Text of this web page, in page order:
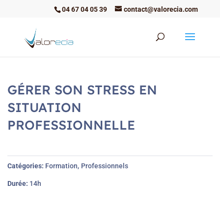
04 67 04 05 39 contact@valorecia.com
GÉRER SON STRESS EN
SITUATION
PROFESSIONNELLE
Catégories Formation Professionnels
Durée 14h